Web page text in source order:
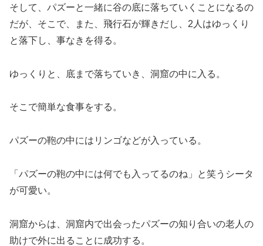
そして、パズーと一緒に谷の底に落ちていくことになるの
だが、そこで、また、飛行石が輝きだし、2人はゆっくり
と落下し、事なきを得る。
ゆっくりと、底まで落ちていき、洞窟の中に入る。
そこで簡単な食事をする。
パズーの鞄の中にはリンゴなどが入っている。
「パズーの鞄の中には何でも入ってるのね」と笑うシータ
が可愛い。
洞窟からは、洞窟内で出会ったパズーの知り合いの老人の
助けで外に出ることに成功する。